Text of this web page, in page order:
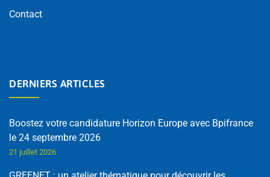
Contact
DERNIERS ARTICLES
Boostez votre candidature Horizon Europe avec Bpifrance
le 24 septembre 2026
21 juillet 2026